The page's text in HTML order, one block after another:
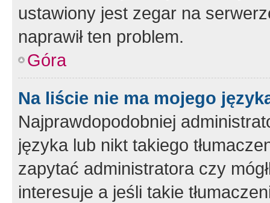
ustawiony jest zegar na
naprawił ten problem.
Góra
Na liście nie ma mojego
Najprawdopodobniej
języka lub nikt takiego
zapytać administratora czy
interesuje a jeśli takie